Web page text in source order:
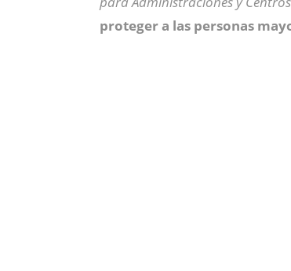
proteger a las personas